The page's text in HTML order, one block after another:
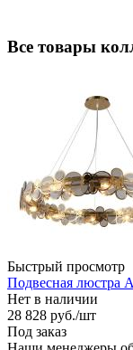
Все товары
Быстрый просмотр
Подвесная люстра
Нет в наличии
28 828 руб./шт
Под заказ